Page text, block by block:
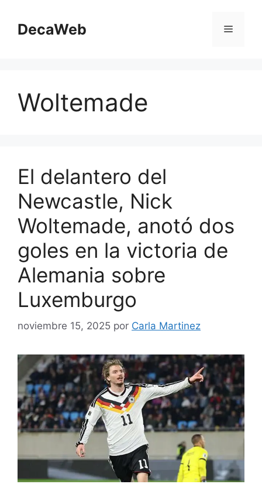
contenido
DecaWeb Menú
Woltemade
El delantero del
Newcastle, Nick
Woltemade, anotó dos
goles en la victoria de
Alemania sobre
Luxemburgo
noviembre 15, 2025 por Carla Martinez